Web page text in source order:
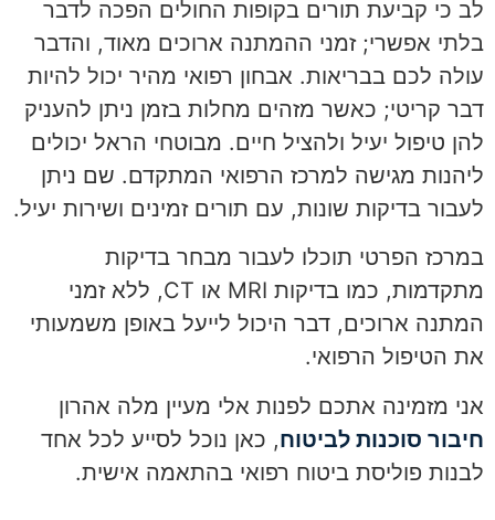
לב כי קביעת תורים בקופות החולים הפכה לדבר
בלתי אפשרי; זמני ההמתנה ארוכים מאוד, והדבר
עולה לכם בבריאות. אבחון רפואי מהיר יכול להיות
דבר קריטי; כאשר מזהים מחלות בזמן ניתן להעניק
להן טיפול יעיל ולהציל חיים. מבוטחי הראל יכולים
ליהנות מגישה למרכז הרפואי המתקדם. שם ניתן
לעבור בדיקות שונות, עם תורים זמינים ושירות יעיל.
במרכז הפרטי תוכלו לעבור מבחר בדיקות
מתקדמות, כמו בדיקות MRI או CT, ללא זמני
המתנה ארוכים, דבר היכול לייעל באופן משמעותי
את הטיפול הרפואי.
אני מזמינה אתכם לפנות אלי מעיין מלה אהרון
חיבור סוכנות לביטוח, כאן נוכל לסייע לכל אחד
לבנות פוליסת ביטוח רפואי בהתאמה אישית.